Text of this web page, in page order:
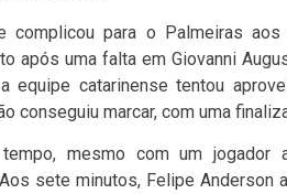
complicou para o Palmeiras
após uma falta em Giovanni
equipe catarinense tentou
conseguiu marcar, com uma
mesmo com um
sete minutos, Felipe Anderson